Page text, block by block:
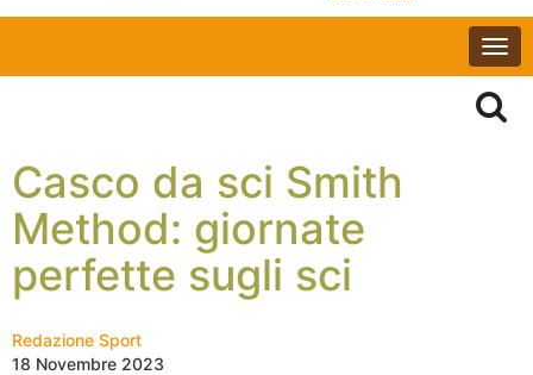
Casco da sci Smith
Method: giornate
perfette sugli sci
Redazione Sport
18 Novembre 2023